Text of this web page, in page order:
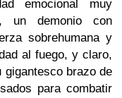
emocional muy
un demonio con
sobrehumana y
al fuego, y claro,
brazo de
para combatir